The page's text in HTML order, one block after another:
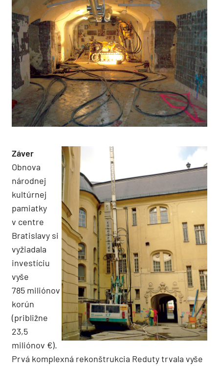
Záver
Obnova
národnej
kultúrnej
pamiatky
v centre
Bratislavy si
vyžiadala
investíciu
vyše
785 miliónov
korún
(približne
23,5
miliónov €).
Prvá komplexná rekonštrukcia Reduty trvala vyše